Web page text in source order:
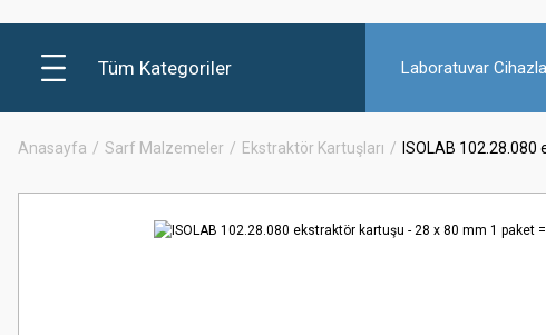
Tüm Kategoriler Laboratuvar
Anasayfa Sarf Malzemeler Ekstraktör Kartuşları ISOLAB